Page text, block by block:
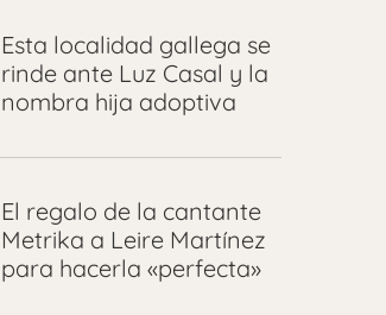
Esta localidad gallega se
rinde ante Luz Casal y la
nombra hija adoptiva
El regalo de la cantante
Metrika a Leire Martínez
para hacerla «perfecta»